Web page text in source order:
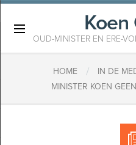
Koen
OUD-MINISTER EN ERE-
HOME / IN DE
MINISTER KOEN